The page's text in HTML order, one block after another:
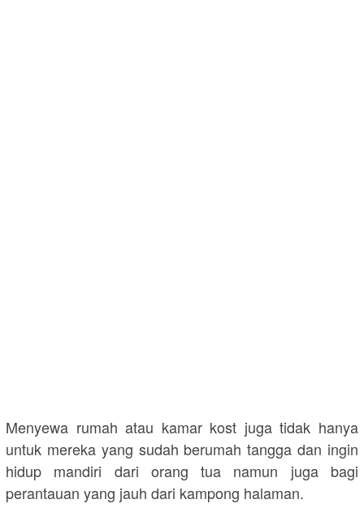
Menyewa rumah atau kamar kost juga tidak hanya
untuk mereka yang sudah berumah tangga dan ingin
hidup mandiri dari orang tua namun juga bagi
perantauan yang jauh dari kampong halaman.